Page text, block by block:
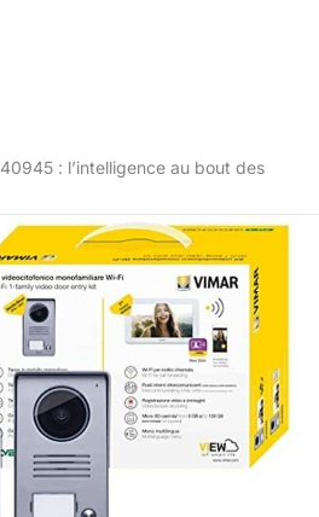
: l’intelligence au bout des